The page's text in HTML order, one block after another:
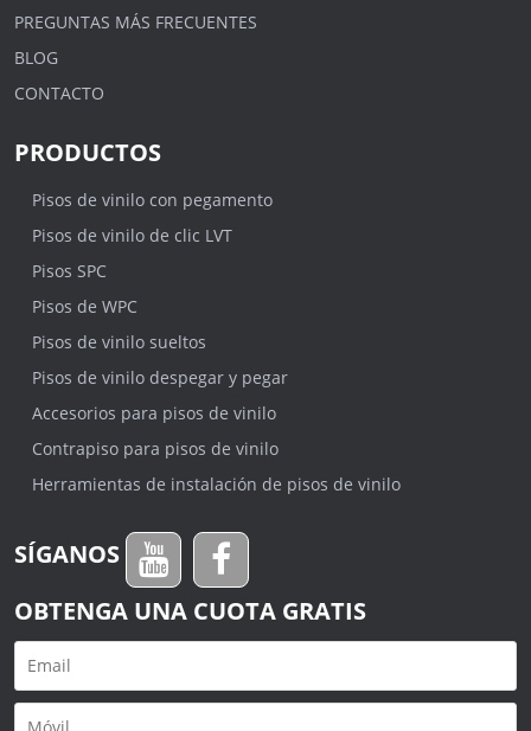
PREGUNTAS MÁS FRECUENTES
BLOG
CONTACTO
PRODUCTOS
Pisos de vinilo con pegamento
Pisos de vinilo de clic LVT
Pisos SPC
Pisos de WPC
Pisos de vinilo sueltos
Pisos de vinilo despegar y pegar
Accesorios para pisos de vinilo
Contrapiso para pisos de vinilo
Herramientas de instalación de pisos de vinilo
SÍGANOS
OBTENGA UNA CUOTA GRATIS